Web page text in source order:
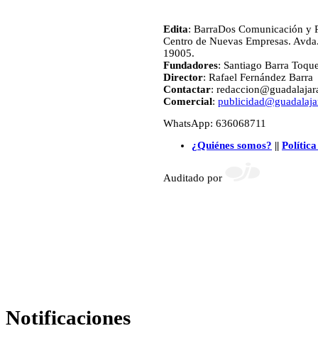
Edita: BarraDos Comunicación y
Centro de Nuevas Empresas.
19005.
Fundadores: Santiago Barra
Director: Rafael Fernández Barra
Contactar:
Comercial:
WhatsApp: 636068711
¿Quiénes somos? || Política
Auditado por
Notificaciones